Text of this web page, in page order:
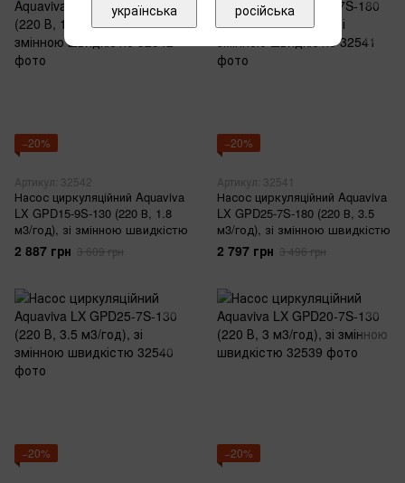
−20%
Артикул: 32542
Насос циркуляційний Aquaviva
LX GPD15-9S-130 (220 В, 1.8
м3/год), зі змінною швидкістю
2 887 грн 3 609 грн
−20%
Артикул: 32541
Насос циркуляційний Aquaviva
LX GPD25-7S-180 (220 В, 3.5
м3/год), зі змінною швидкістю
2 797 грн 3 496 грн
−20% −20%
українська російська